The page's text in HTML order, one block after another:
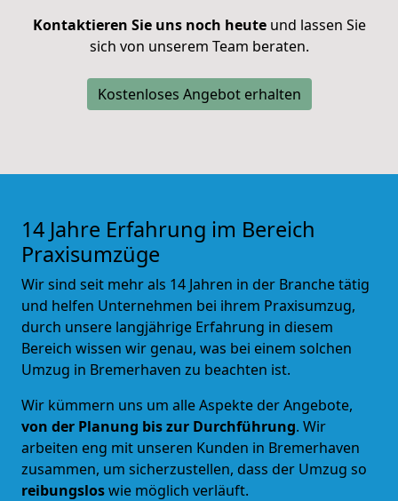
Kontaktieren Sie uns noch heuteund lassen Sie
sich von unserem Team beraten.
Kostenloses Angebot erhalten
14 Jahre Erfahrung im Bereich
Praxisumzüge
Wir sind seit mehr als 14 Jahren in der Branche tätig
und helfen Unternehmen bei ihrem Praxisumzug,
durch unsere langjährige Erfahrung in diesem
Bereich wissen wir genau, was bei einem solchen
Umzug in Bremerhaven zu beachten ist.
Wir kümmern uns um alle Aspekte der Angebote,
von der Planung bis zur Durchführung. Wir
arbeiten eng mit unseren Kunden in Bremerhaven
zusammen, um sicherzustellen, dass der Umzug so
reibungsloswie möglich verläuft.